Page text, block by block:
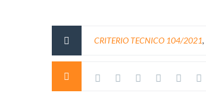
CRITERIO TECNICO 104/2021,